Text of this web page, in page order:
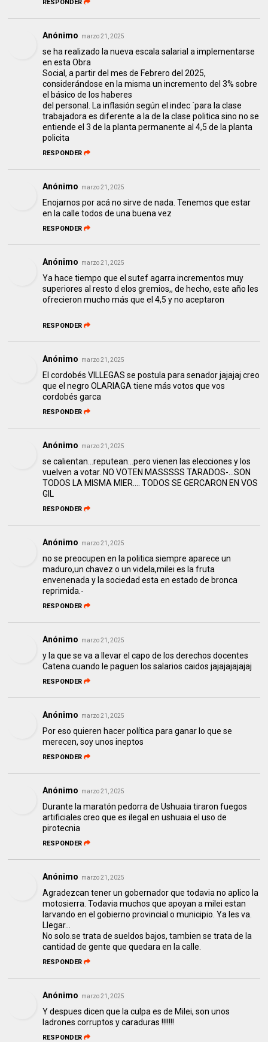
RESPONDER
Anónimo marzo 21, 2025
se ha realizado la nueva escala salarial a implementarse
en esta Obra
Social, a partir del mes de Febrero del 2025,
considerándose en la misma un incremento del 3% sobre
el básico de los haberes
del personal. La inflasión según el indec ´para la clase
trabajadora es diferente a la de la clase politica sino no se
entiende el 3 de la planta permanente al 4,5 de la planta
policita
RESPONDER
Anónimo marzo 21, 2025
Enojarnos por acá no sirve de nada. Tenemos que estar
en la calle todos de una buena vez
RESPONDER
Anónimo marzo 21, 2025
Ya hace tiempo que el sutef agarra incrementos muy
superiores al resto d elos gremios,, de hecho, este año les
ofrecieron mucho más que el 4,5 y no aceptaron
RESPONDER
Anónimo marzo 21, 2025
El cordobés VILLEGAS se postula para senador jajajaj creo
que el negro OLARIAGA tiene más votos que vos
cordobés garca
RESPONDER
Anónimo marzo 21, 2025
se calientan...reputean...pero vienen las elecciones y los
vuelven a votar. NO VOTEN MASSSSS TARADOS-...SON
TODOS LA MISMA MIER.... TODOS SE GERCARON EN VOS
GIL
RESPONDER
Anónimo marzo 21, 2025
no se preocupen en la politica siempre aparece un
maduro,un chavez o un videla,milei es la fruta
envenenada y la sociedad esta en estado de bronca
reprimida.-
RESPONDER
Anónimo marzo 21, 2025
y la que se va a llevar el capo de los derechos docentes
Catena cuando le paguen los salarios caidos jajajajajajaj
RESPONDER
Anónimo marzo 21, 2025
Por eso quieren hacer política para ganar lo que se
merecen, soy unos ineptos
RESPONDER
Anónimo marzo 21, 2025
Durante la maratón pedorra de Ushuaia tiraron fuegos
artificiales creo que es ilegal en ushuaia el uso de
pirotecnia
RESPONDER
Anónimo marzo 21, 2025
Agradezcan tener un gobernador que todavia no aplico la
motosierra. Todavia muchos que apoyan a milei estan
larvando en el gobierno provincial o municipio. Ya les va.
Llegar...
No solo.se trata de sueldos bajos, tambien se trata de la
cantidad de gente que quedara en la calle.
RESPONDER
Anónimo marzo 21, 2025
Y despues dicen que la culpa es de Milei, son unos
ladrones corruptos y caraduras !!!!!!!
RESPONDER